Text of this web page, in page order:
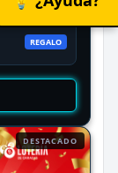
REGALO
DESTACADO